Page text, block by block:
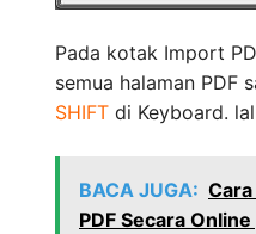
Pada kotak Import
semua halaman PDF
SHIFT di Keyboard.
BACA JUGA:
PDF Secara